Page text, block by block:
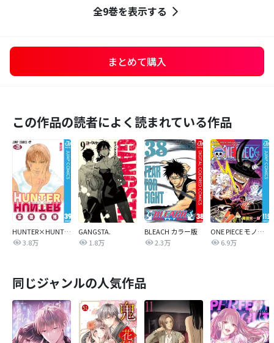
全9巻を表示する
まとめて購入
この作品の読者によく読まれている作品
HUNTER×HUNTER モノクロ版
3.8万
GANGSTA.
1.8万
BLEACH カラー版
2.3万
ONE PIECE モノクロ版
6.9万
同じジャンルの人気作品